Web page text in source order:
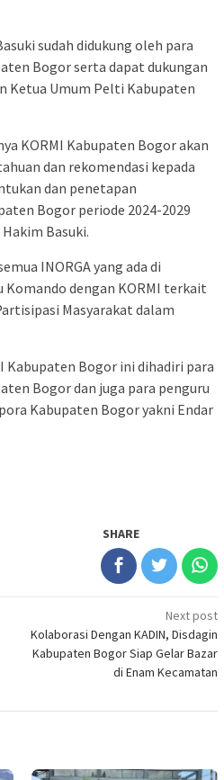
sudah didukung oleh para
Bogor serta dapat dukungan
Ketua Umum Pelti Kabupaten
KORMI Kabupaten Bogor akan
dan rekomendasi kepada
dan penetapan
Bogor periode 2024-2029
Basuki.
INORGA yang ada di
dengan KORMI terkait
Masyarakat dalam
Kabupaten Bogor ini dihadiri para
Bogor dan juga para penguru
Kabupaten Bogor yakni Endar
SHARE
Next post
Kolaborasi Dengan KADIN, Disdagin
Kabupaten Bogor Siap Gelar Bazar
di Enam Kecamatan